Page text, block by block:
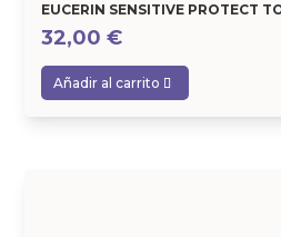
EUCERIN SENSITIVE PROTECT
32,00€
Añadir al carrito